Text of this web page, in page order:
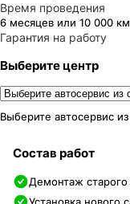
Время проведения
6 месяцев или 10 000 км
Гарантия на работу
Выберите центр
Выберите автосервис
Состав работ
Демонтаж старого